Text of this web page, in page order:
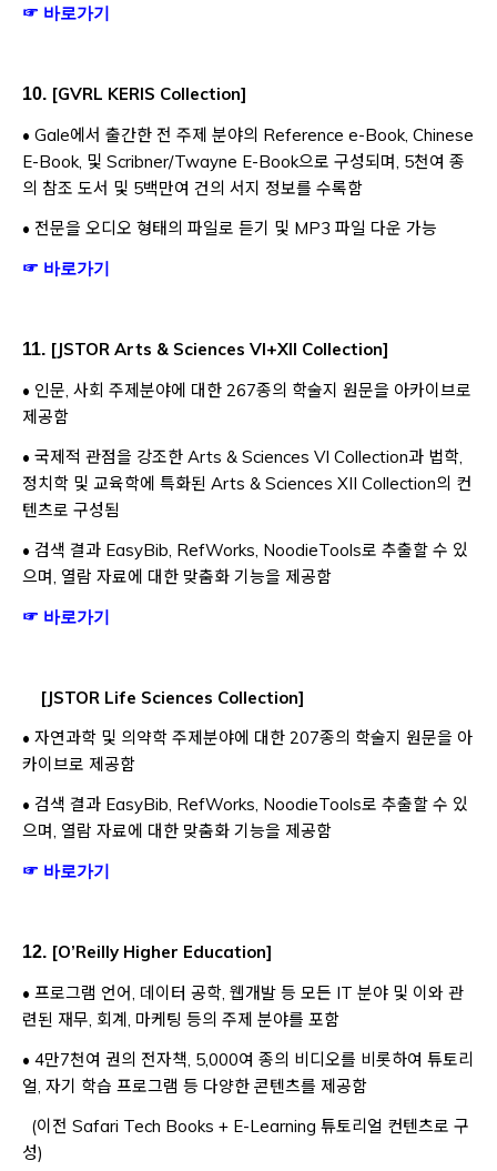
☞ Opens a new window
바로가기
10. [GVRL KERIS Collection]
• Gale에서 출간한 전 주제 분야의 Reference e-Book, Chinese
E-Book, 및 Scribner/Twayne E-Book으로 구성되며, 5천여 종
의 참조 도서 및 5백만여 건의 서지 정보를 수록함
• 전문을 오디오 형태의 파일로 듣기 및 MP3 파일 다운 가능
☞ 바로가기
11. [JSTOR Arts & Sciences VI+XII Collection]
• 인문, 사회 주제분야에 대한 267종의 학술지 원문을 아카이브로
제공함
• 국제적 관점을 강조한 Arts & Sciences VI Collection과 법학,
정치학 및 교육학에 특화된 Arts & Sciences XII Collection의 컨
텐츠로 구성됨
• 검색 결과 EasyBib, RefWorks, NoodieTools로 추출할 수 있
으며, 열람 자료에 대한 맞춤화 기능을 제공함
☞ 바로가기
[JSTOR Life Sciences Collection]
• 자연과학 및 의약학 주제분야에 대한 207종의 학술지 원문을 아
카이브로 제공함
• 검색 결과 EasyBib, RefWorks, NoodieTools로 추출할 수 있
으며, 열람 자료에 대한 맞춤화 기능을 제공함
☞ 바로가기
12. [O’Reilly Higher Education]
• 프로그램 언어, 데이터 공학, 웹개발 등 모든 IT 분야 및 이와 관
련된 재무, 회계, 마케팅 등의 주제 분야를 포함
• 4만7천여 권의 전자책, 5,000여 종의 비디오를 비롯하여 튜토리
얼, 자기 학습 프로그램 등 다양한 콘텐츠를 제공함
(이전 Safari Tech Books + E-Learning 튜토리얼 컨텐츠로 구
성)